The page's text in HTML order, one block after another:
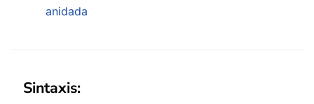
anidada
Sintaxis: